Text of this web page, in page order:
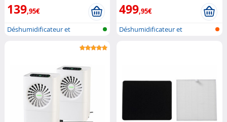
139,95€
Déshumidificateur et
499,95€
Déshumidificateur et